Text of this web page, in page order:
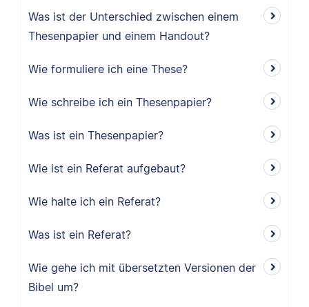
Was ist der Unterschied zwischen einem
Thesenpapier und einem Handout?
Wie formuliere ich eine These?
Wie schreibe ich ein Thesenpapier?
Was ist ein Thesenpapier?
Wie ist ein Referat aufgebaut?
Wie halte ich ein Referat?
Was ist ein Referat?
Wie gehe ich mit übersetzten Versionen der
Bibel um?